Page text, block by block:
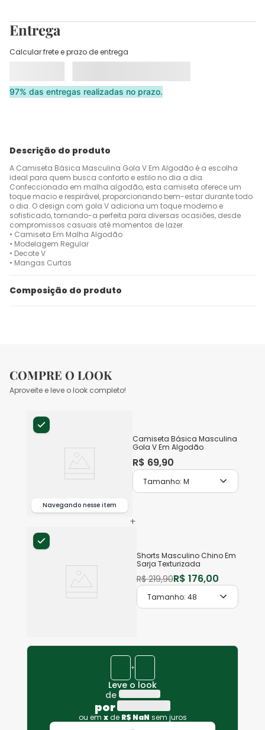
Entrega
Calcular frete e prazo de entrega
97% das entregas realizadas no prazo.
Descrição do produto
A Camiseta Básica Masculina Gola V Em Algodão é a escolha
ideal para quem busca conforto e estilo no dia a dia.
Confeccionada em malha algodão, esta camiseta oferece um
toque macio e respirável, proporcionando bem-estar durante todo
o dia. O design com gola V adiciona um toque moderno e
sofisticado, tornando-a perfeita para diversas ocasiões, desde
compromissos casuais até momentos de lazer.
• Camiseta Em Malha Algodão
• Modelagem Regular
• Decote V
• Mangas Curtas
Composição do produto
COMPRE O LOOK
Aproveite e leve o look completo!
Navegando nesse item
Camiseta Básica Masculina
Gola V Em Algodão
R$ 69,90
Tamanho: M
+
Shorts Masculino Chino Em
Sarja Texturizada
R$ 219,90R$ 176,00
Tamanho: 48
+
Leve o look
de
por
ou em x de R$ NaN sem juros